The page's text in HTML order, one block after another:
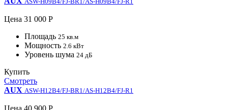
Цена 31 000 Р
Площадь 25 кв.м
Мощность 2.6 кВт
Уровень шума 24 дБ
Купить
Смотреть
AUX ASW-H12B4/FJ-BR1/AS-H12B4/FJ-R1
Цена 40 900 Р